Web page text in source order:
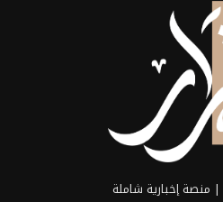
| منصة إخبارية شاملة